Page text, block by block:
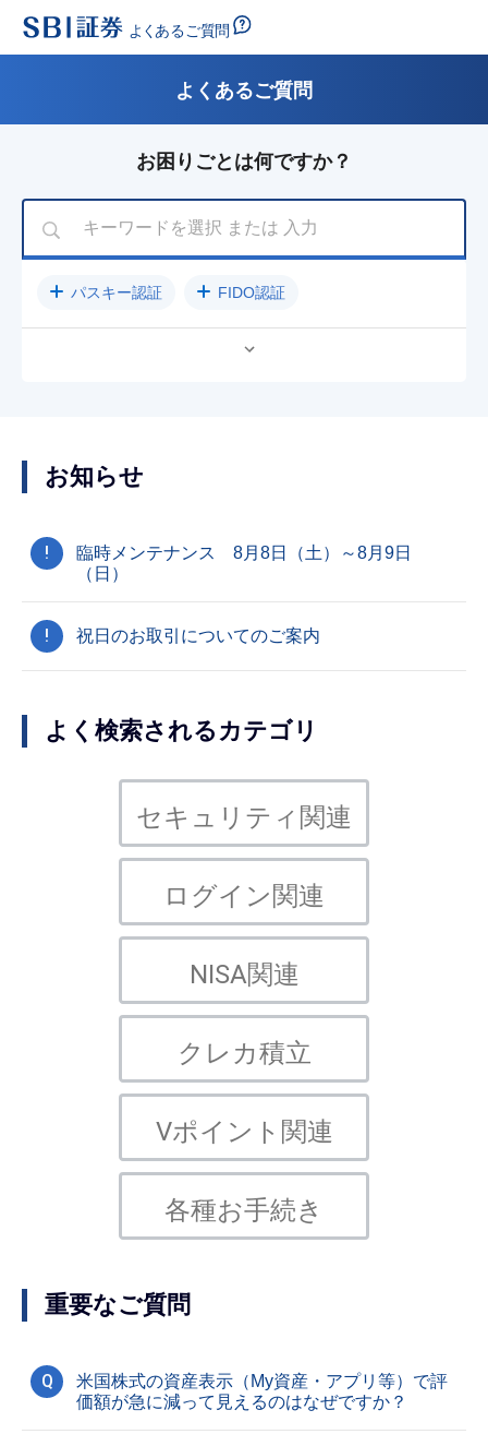
よくあるご質問
お困りごとは何ですか？
パスキー認証 FIDO認証
お知らせ
!
臨時メンテナンス 8月8日（土）～8月9日
（日）
! 祝日のお取引についてのご案内
よく検索されるカテゴリ
セキュリティ関連
ログイン関連
NISA関連
クレカ積立
Vポイント関連
各種お手続き
重要なご質問
Q
米国株式の資産表示（My資産・アプリ等）で評
価額が急に減って見えるのはなぜですか？